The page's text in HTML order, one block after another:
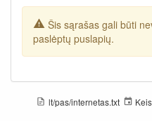
Šis sąrašas gali būti
paslėptų puslapių.
lt/pas/internetas.txt